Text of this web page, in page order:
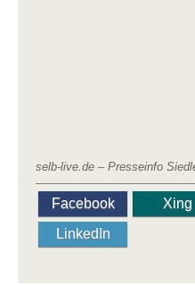
selb-live.de –Presseinfo
Facebook Xing
LinkedIn